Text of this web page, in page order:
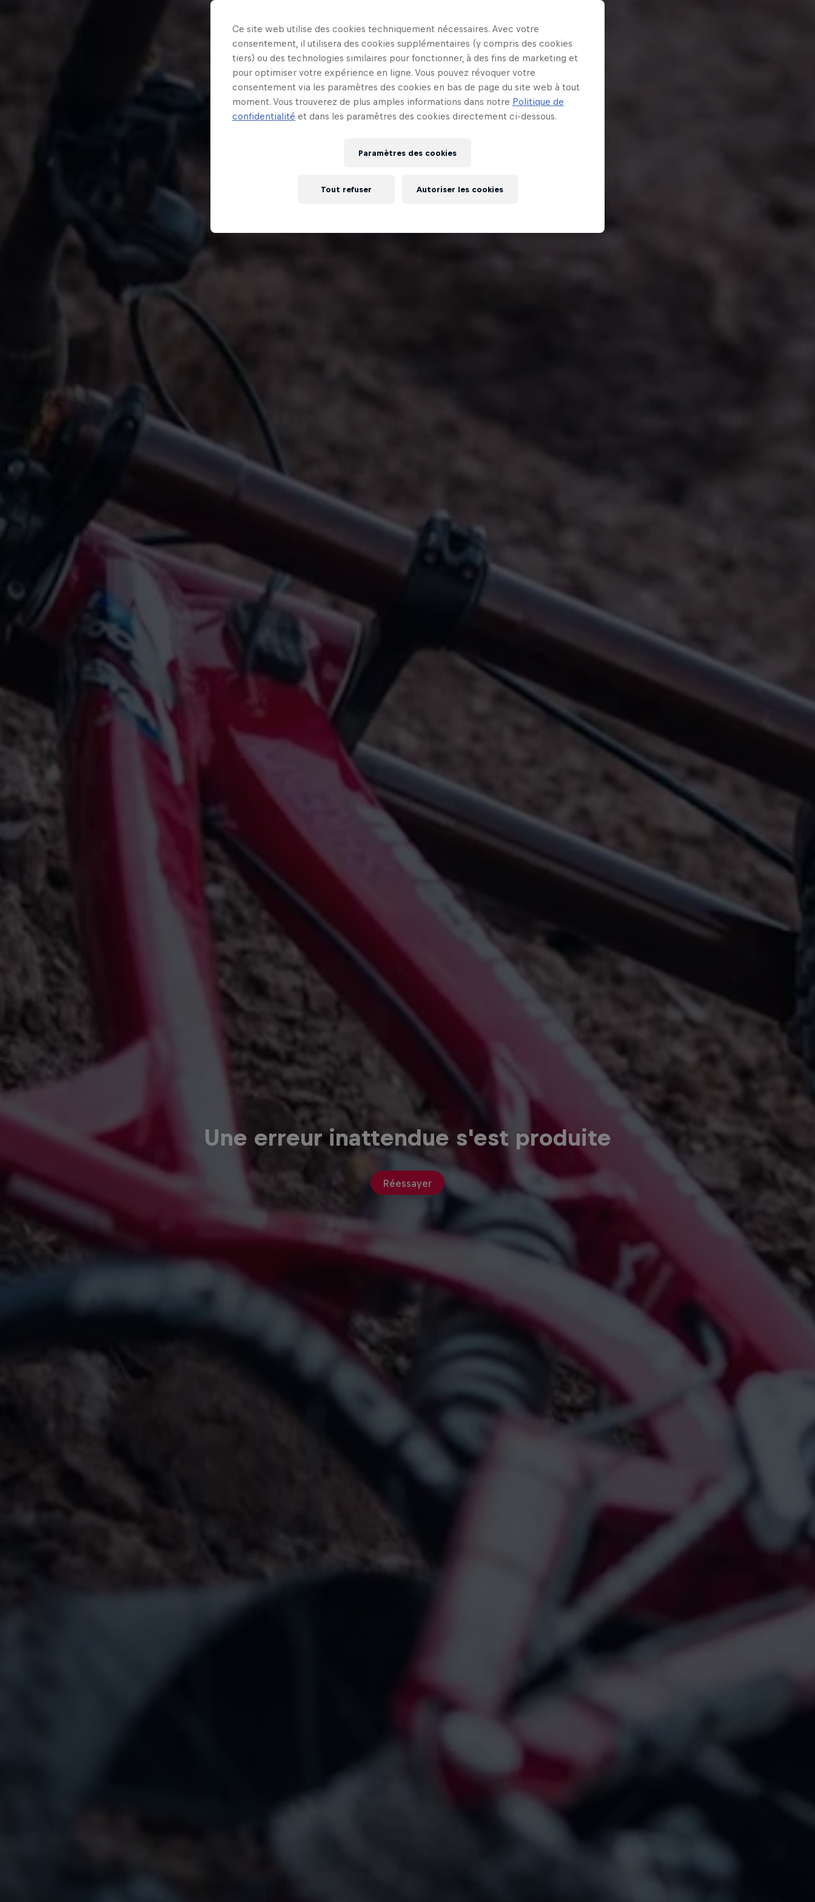
Une erreur inattendue s'est produite
Réessayer
Ce site web utilise des cookies techniquement nécessaires. Avec votre
consentement, il utilisera des cookies supplémentaires (y compris des cookies
tiers) ou des technologies similaires pour fonctionner, à des fins de marketing et
pour optimiser votre expérience en ligne. Vous pouvez révoquer votre
consentement via les paramètres des cookies en bas de page du site web à tout
moment. Vous trouverez de plus amples informations dans notre Politique de
confidentialité et dans les paramètres des cookies directement ci-dessous.
Paramètres des cookies
Tout refuser Autoriser les cookies